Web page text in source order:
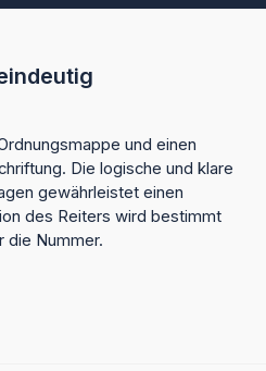
und einen
Die logische und klare
gewährleistet einen
des Reiters wird bestimmt
die Nummer.